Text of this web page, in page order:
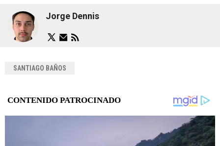
Jorge Dennis
SANTIAGO BAÑOS